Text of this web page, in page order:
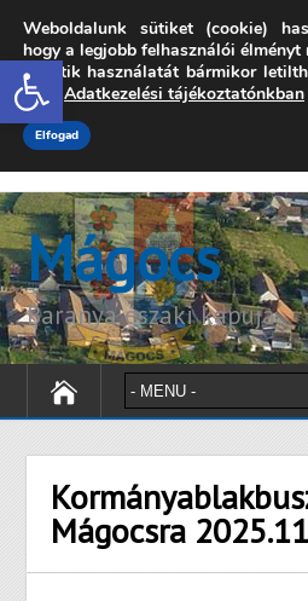
Open toolbar
7342 Mágocs,
onkormanyzat@magocs.hu
Elérhetőségek
Mágocs
Baranya északi kapuja
Mágocsra
Weboldalunk sütiket (cookie)
hogy a legjobb felhasználói élményt
A sütik használatát bármikor
erről Adatkezelési tájékoztatónkban
Elfogad